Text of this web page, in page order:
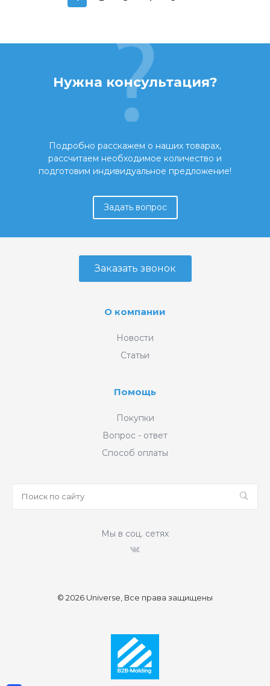
Нужна консультация?
Подробно расскажем о наших товарах,
рассчитаем необходимое количество и
подготовим индивидуальное предложение!
Задать вопрос
Заказать звонок
О компании
Новости
Статьи
Помощь
Покупки
Вопрос - ответ
Способ оплаты
Мы в соц. сетях
© 2026 Universe, Все права защищены